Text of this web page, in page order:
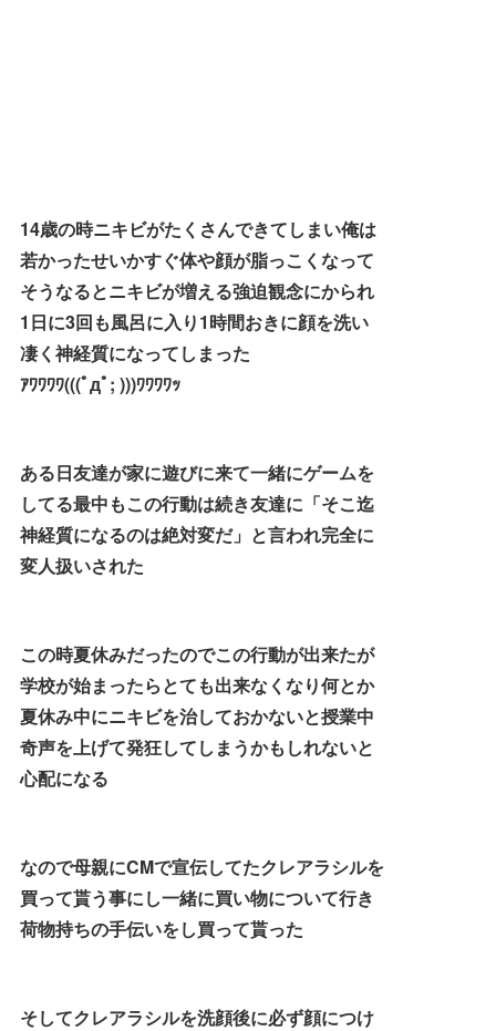
14歳の時ニキビがたくさんできてしまい俺は
若かったせいかすぐ体や顔が脂っこくなって
そうなるとニキビが増える強迫観念にかられ
1日に3回も風呂に入り1時間おきに顔を洗い
凄く神経質になってしまった
ｱﾜﾜﾜﾜ(((ﾟдﾟ; )))ﾜﾜﾜﾜｯ
ある日友達が家に遊びに来て一緒にゲームを
してる最中もこの行動は続き友達に「そこ迄
神経質になるのは絶対変だ」と言われ完全に
変人扱いされた
この時夏休みだったのでこの行動が出来たが
学校が始まったらとても出来なくなり何とか
夏休み中にニキビを治しておかないと授業中
奇声を上げて発狂してしまうかもしれないと
心配になる
なので母親にCMで宣伝してたクレアラシルを
買って貰う事にし一緒に買い物について行き
荷物持ちの手伝いをし買って貰った
そしてクレアラシルを洗顔後に必ず顔につけ